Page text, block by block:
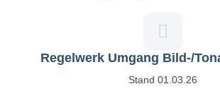
Regelwerk Umgang Bild-/
Stand 01.03.26